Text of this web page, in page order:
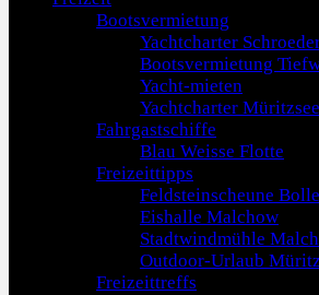
Bootsvermietung
Yachtcharter
Bootsvermietung
Yacht-mieten
Yachtcharter Müritzsee
Fahrgastschiffe
Blau Weisse Flotte
Freizeittipps
Feldsteinscheune
Eishalle Malchow
Stadtwindmühle
Outdoor-Urlaub Müritz
Freizeittreffs